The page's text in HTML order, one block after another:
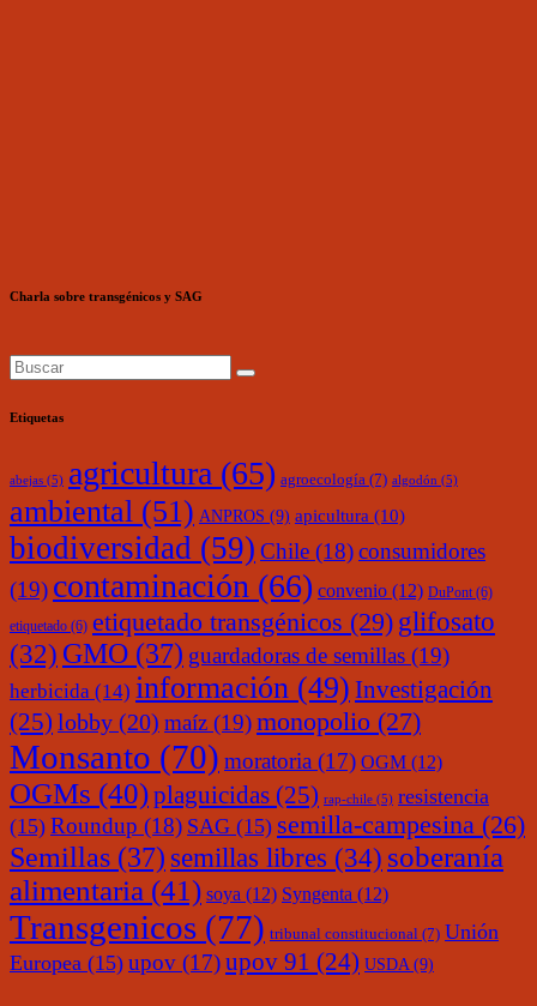
Charla sobre transgénicos y SAG
Etiquetas
abejas (5) agricultura (65) agroecología (7) algodón (5)
ambiental (51) ANPROS (9) apicultura (10)
biodiversidad (59) Chile (18)consumidores
(19) contaminación (66) convenio (12) DuPont (6)
etiquetado (6) etiquetado transgénicos (29) glifosato
(32) GMO (37) guardadoras de semillas (19)
herbicida (14) información (49) Investigación
(25) lobby (20) maíz (19)monopolio (27)
Monsanto (70) moratoria (17) OGM (12)
OGMs (40)plaguicidas (25) rap-chile (5) resistencia
(15) Roundup (18) SAG (15) semilla-campesina (26)
Semillas (37) semillas libres (34) soberanía
alimentaria (41) soya (12) Syngenta (12)
Transgenicos (77) tribunal constitucional (7) Unión
Europea (15) upov (17)upov 91 (24) USDA (9)